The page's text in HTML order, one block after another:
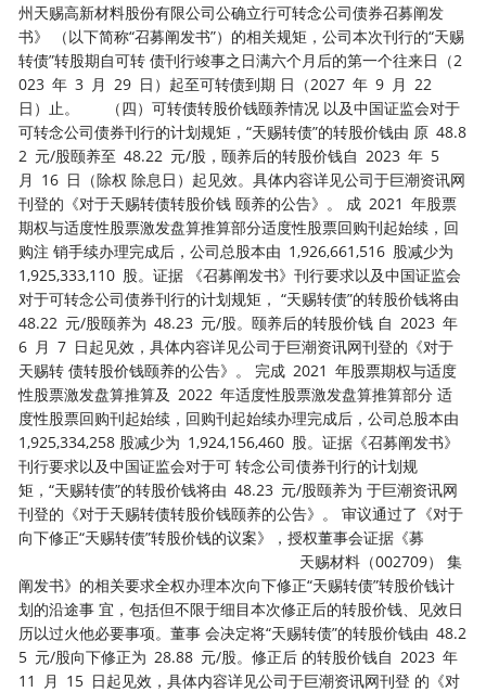
州天赐高新材料股份有限公司公确立行可转念公司债券召募阐发
书》 （以下简称“召募阐发书”）的相关规矩，公司本次刊行的“天赐
转债”转股期自可转 债刊行竣事之日满六个月后的第一个往来日（2
023 年 3 月 29 日）起至可转债到期 日（2027 年 9 月 22
日）止。 （四）可转债转股价钱颐养情况 以及中国证监会对于
可转念公司债券刊行的计划规矩，“天赐转债”的转股价钱由 原 48.8
2 元/股颐养至 48.22 元/股，颐养后的转股价钱自 2023 年 5
月 16 日（除权 除息日）起见效。具体内容详见公司于巨潮资讯网
刊登的《对于天赐转债转股价钱 颐养的公告》。 成 2021 年股票
期权与适度性股票激发盘算推算部分适度性股票回购刊起始续，回
购注 销手续办理完成后，公司总股本由 1,926,661,516 股减少为
1,925,333,110 股。证据 《召募阐发书》刊行要求以及中国证监会
对于可转念公司债券刊行的计划规矩， “天赐转债”的转股价钱将由
48.22 元/股颐养为 48.23 元/股。颐养后的转股价钱 自 2023 年
6 月 7 日起见效，具体内容详见公司于巨潮资讯网刊登的《对于
天赐转 债转股价钱颐养的公告》。 完成 2021 年股票期权与适度
性股票激发盘算推算及 2022 年适度性股票激发盘算推算部分 适
度性股票回购刊起始续，回购刊起始续办理完成后，公司总股本由
1,925,334,258 股减少为 1,924,156,460 股。证据《召募阐发书》
刊行要求以及中国证监会对于可 转念公司债券刊行的计划规
矩，“天赐转债”的转股价钱将由 48.23 元/股颐养为 于巨潮资讯网
刊登的《对于天赐转债转股价钱颐养的公告》。 审议通过了《对于
向下修正“天赐转债”转股价钱的议案》，授权董事会证据《募
天赐材料（002709） 集
阐发书》的相关要求全权办理本次向下修正“天赐转债”转股价钱计
划的沿途事 宜，包括但不限于细目本次修正后的转股价钱、见效日
历以过火他必要事项。董事 会决定将“天赐转债”的转股价钱由 48.2
5 元/股向下修正为 28.88 元/股。修正后 的转股价钱自 2023 年
11 月 15 日起见效，具体内容详见公司于巨潮资讯网刊登 的《对